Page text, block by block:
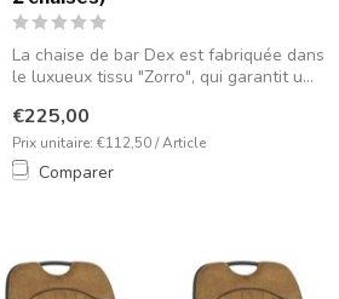
La chaise de bar Dex est fabriquée dans
le luxueux tissu "Zorro", qui garantit u...
€225,00
Prix unitaire: €112,50 / Article
Comparer